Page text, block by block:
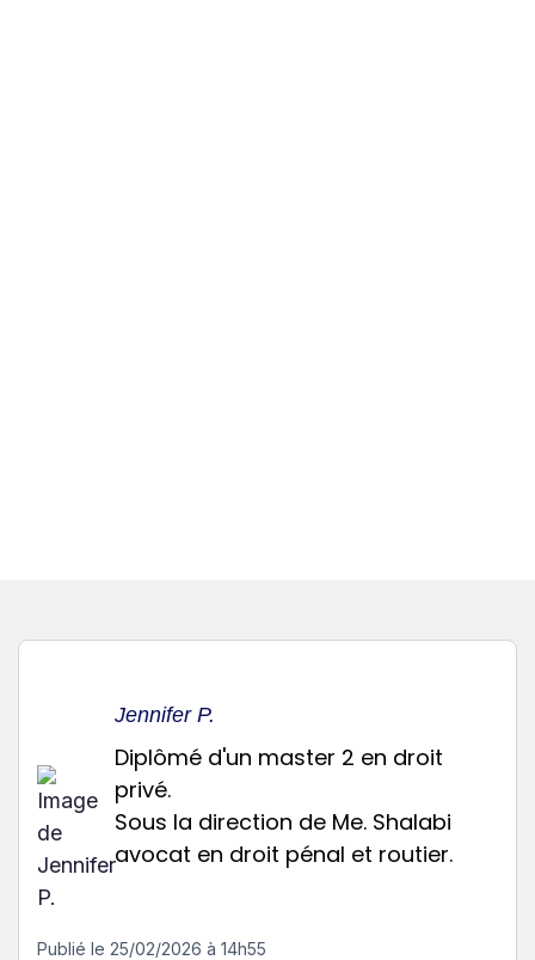
Jennifer P.
Diplômé d'un master 2 en droit
privé.
Sous la direction de Me. Shalabi
avocat en droit pénal et routier.
Publié le 25/02/2026 à 14h55